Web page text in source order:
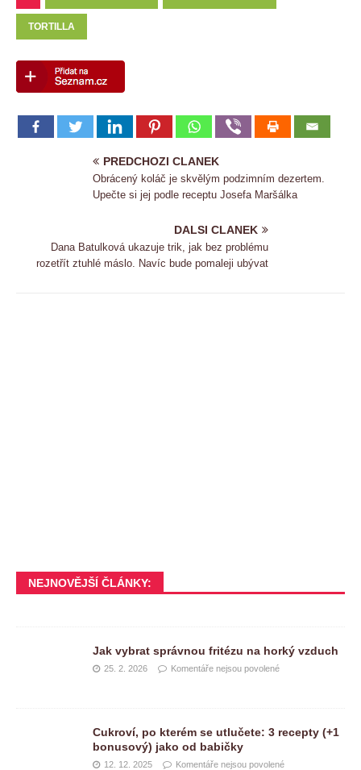
TORTILLA
PREDCHOZI CLANEK
Obrácený koláč je skvělým podzimním dezertem.
Upečte si jej podle receptu Josefa Maršálka
DALSI CLANEK
Dana Batulková ukazuje trik, jak bez problému
rozetřít ztuhlé máslo. Navíc bude pomaleji ubývat
NEJNOVĚJŠÍ ČLÁNKY:
Jak vybrat správnou fritézu na horký vzduch
25. 2. 2026 Komentáře nejsou povolené
Cukroví, po kterém se utlučete: 3 recepty (+1
bonusový) jako od babičky
12. 12. 2025 Komentáře nejsou povolené